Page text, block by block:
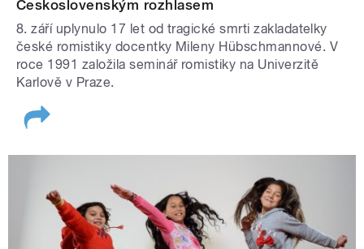
Československým rozhlasem
8. září uplynulo 17 let od tragické smrti zakladatelky
české romistiky docentky Mileny Hübschmannové. V
roce 1991 založila seminář romistiky na Univerzitě
Karlově v Praze.